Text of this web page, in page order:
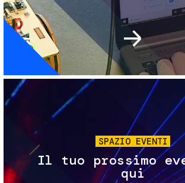
Immagine
SPAZIO EVENTI
Il tuo prossimo
qui